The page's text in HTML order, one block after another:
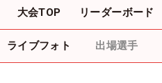
大会TOP リーダーボード
ライブフォト 出場選手